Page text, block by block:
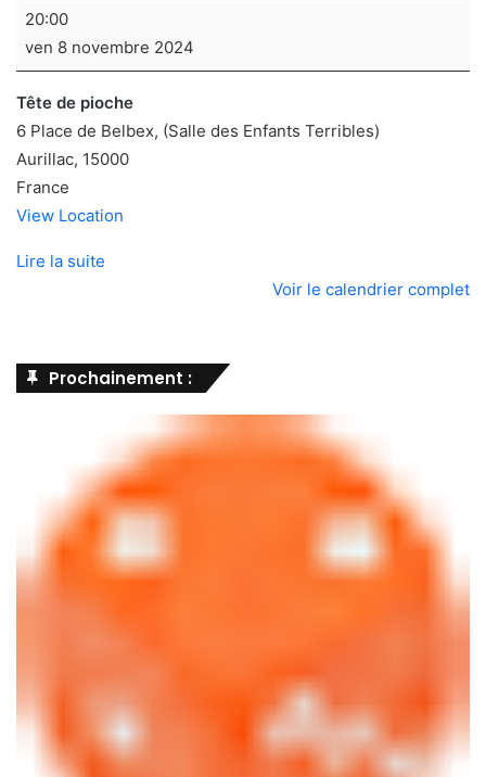
Soirée
de
sociétés
20:00
ven 8 novembre 2024
Tête de pioche
6 Place de Belbex (Salle des Enfants Terribles)
Aurillac, 15000
France
View Location
Lire la suite
Voir le calendrier complet
Prochainement :